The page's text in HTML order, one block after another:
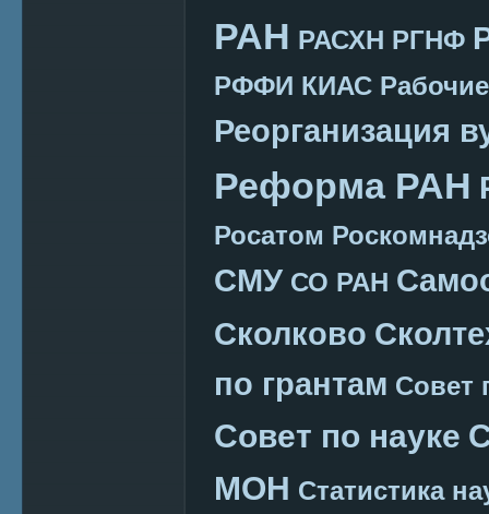
РАН РАСХН РГНФ
РФФИ КИАС
Реорганизация
Реформа РАН
Росатом
СМУ СО РАН
Сколково
по грантам Совет
Совет по науке
МОН Статистика